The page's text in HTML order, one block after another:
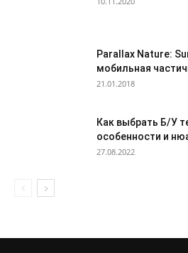
Parallax Nature:
мобильная
21.01.2018
Как выбрать Б/У
особенности и
27.08.2022